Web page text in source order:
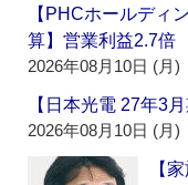
【PHCホールディ
算】営業利益2.7倍
2026年08月10日 (月)
【日本光電 27年3
2026年08月10日 (月)
【